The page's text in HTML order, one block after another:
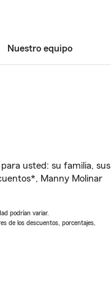
Nuestro equipo
usted: su familia, sus
Manny Molinar
podrían variar.
de los descuentos, porcentajes,